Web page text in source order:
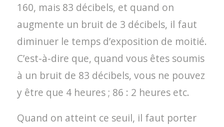
160, mais 83 décibels, et quand on
augmente un bruit de 3 décibels, il faut
diminuer le temps d’exposition de moitié.
C’est-à-dire que, quand vous êtes soumis
à un bruit de 83 décibels, vous ne pouvez
y être que 4 heures ; 86 : 2 heures etc.
Quand on atteint ce seuil, il faut porter